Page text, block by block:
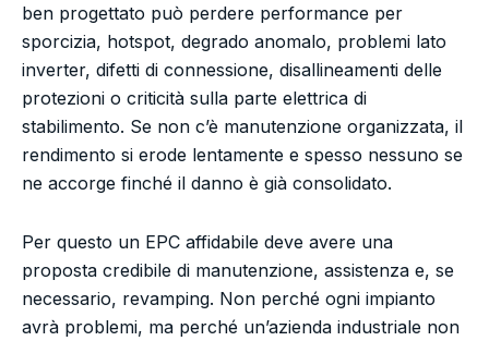
ben progettato può perdere performance per
sporcizia, hotspot, degrado anomalo, problemi lato
inverter, difetti di connessione, disallineamenti delle
protezioni o criticità sulla parte elettrica di
stabilimento. Se non c’è manutenzione organizzata, il
rendimento si erode lentamente e spesso nessuno se
ne accorge finché il danno è già consolidato.
Per questo un EPC affidabile deve avere una
proposta credibile di manutenzione, assistenza e, se
necessario, revamping. Non perché ogni impianto
avrà problemi, ma perché un’azienda industriale non